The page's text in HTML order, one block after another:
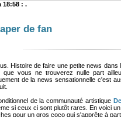
18:58 : .
de fan
Histoire de faire une petite news
que vous ne trouverez nulle part
de la news sensationnelle c'est
de la communauté artistique
si ceux ci sont plutôt rares. En voici
pour un gros coco qui s'apprête à